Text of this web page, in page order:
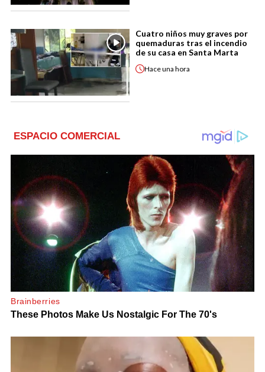
Cuatro niños muy graves por
quemaduras tras el incendio
de su casa en Santa Marta
Haceuna hora